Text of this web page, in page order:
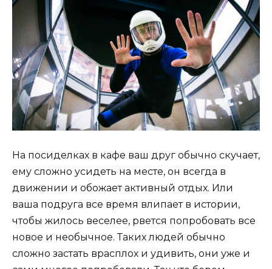
На посиделках в кафе ваш друг обычно скучает,
ему сложно усидеть на месте, он всегда в
движении и обожает активный отдых. Или
ваша подруга все время влипает в истории,
чтобы жилось веселее, рвется попробовать все
новое и необычное. Таких людей обычно
сложно застать врасплох и удивить, они уже и